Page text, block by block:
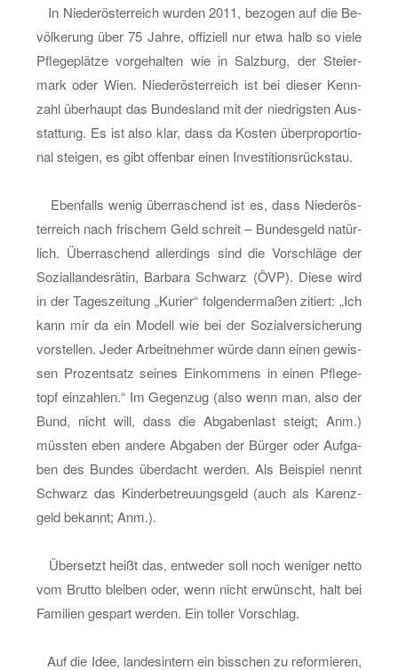
Me­
di­
zin
–
„NEU““
Pfle­
ge­
geld
statt
Ka­
renz­
geld
ein
Vor­
schlag
aus
Nie­
der­
ös­
ter­
reich
In Nie­der­ös­ter­reich wur­den 2011, be­zo­gen auf die Be­
völ­ke­rung über 75 Jahre, of­fi­zi­ell nur etwa halb so viele
Pfle­ge­plät­ze vor­ge­hal­ten wie in Salz­burg, der Stei­er­
mark oder Wien. Nie­der­ös­ter­reich ist bei die­ser Kenn­
zahl über­haupt das Bun­des­land mit der nied­rigs­ten Aus­
stat­tung. Es ist also klar, dass da Kos­ten über­pro­por­tio­
nal stei­gen, es gibt of­fen­bar einen In­ves­ti­ti­ons­rück­stau.
Eben­falls wenig über­ra­schend ist es, dass Nie­der­ös­
ter­reich nach fri­schem Geld schreit – Bun­des­geld na­tür­
lich. Über­ra­schend al­ler­dings sind die Vor­schlä­ge der
So­zi­al­lan­des­rä­tin, Bar­ba­ra Schwarz (ÖVP). Diese wird
in der Ta­ges­zei­tung „Ku­rier“ fol­gen­der­ma­ßen zi­tiert: „Ich
kann mir da ein Mo­dell wie bei der So­zi­al­ver­si­che­rung
vor­stel­len. Jeder Ar­beit­neh­mer würde dann einen ge­wis­
sen Pro­zent­satz sei­nes Ein­kom­mens in einen Pfle­ge­
topf ein­zah­len.“ Im Ge­gen­zug (also wenn man, also der
Bund, nicht will, dass die Ab­ga­ben­last steigt; Anm.)
müss­ten eben an­de­re Ab­ga­ben der Bür­ger oder Auf­ga­
ben des Bun­des über­dacht wer­den. Als Bei­spiel nennt
Schwarz das Kin­der­be­treu­ungs­geld (auch als Ka­renz­
geld be­kannt; Anm.).
Über­setzt heißt das, ent­we­der soll noch we­ni­ger netto
vom Brut­to blei­ben oder, wenn nicht er­wünscht, halt bei
Fa­mi­li­en ge­spart wer­den. Ein tol­ler Vor­schlag.
Auf die Idee, lan­des­in­tern ein biss­chen zu re­for­mie­ren,